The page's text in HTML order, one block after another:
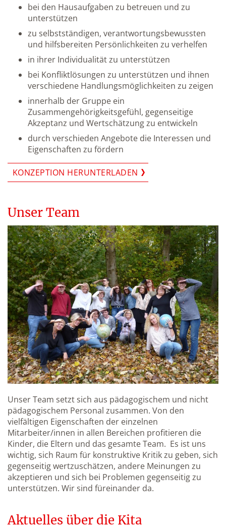
bei den Hausaufgaben zu betreuen und zu
unterstützen
zu selbstständigen, verantwortungsbewussten
und hilfsbereiten Persönlichkeiten zu verhelfen
in ihrer Individualität zu unterstützen
bei Konfliktlösungen zu unterstützen und ihnen
verschiedene Handlungsmöglichkeiten zu zeigen
innerhalb der Gruppe ein
Zusammengehörigkeitsgefühl, gegenseitige
Akzeptanz und Wertschätzung zu entwickeln
durch verschieden Angebote die Interessen und
Eigenschaften zu fördern
KONZEPTION HERUNTERLADEN
Unser Team
Unser Team setzt sich aus pädagogischem und nicht
pädagogischem Personal zusammen. Von den
vielfältigen Eigenschaften der einzelnen
Mitarbeiter/innen in allen Bereichen profitieren die
Kinder, die Eltern und das gesamte Team. Es ist uns
wichtig, sich Raum für konstruktive Kritik zu geben, sich
gegenseitig wertzuschätzen, andere Meinungen zu
akzeptieren und sich bei Problemen gegenseitig zu
unterstützen. Wir sind füreinander da.
Aktuelles über die Kita